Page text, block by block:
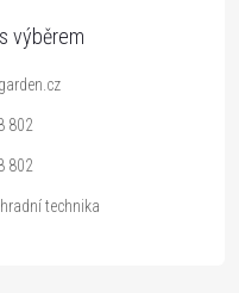
802
802
technika